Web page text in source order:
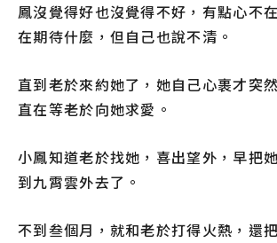
鳳沒覺得好也沒覺得不好，有點心不
在期待什麼，但自己也說不清。
直到老於來約她了，她自己心裹才突
直在等老於向她求愛。
小鳳知道老於找她，喜出望外，早把
到九霄雲外去了。
不到叁個月，就和老於打得火熱，還